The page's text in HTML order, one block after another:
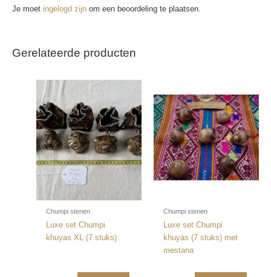
Je moet ingelogd zijn om een beoordeling te plaatsen.
Gerelateerde producten
Chumpi stenen
Luxe set Chumpi
khuyas XL (7 stuks)
Chumpi stenen
Luxe set Chumpi
khuyas (7 stuks) met
mestana